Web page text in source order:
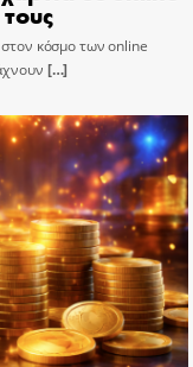
στον κόσμο των online
[…]